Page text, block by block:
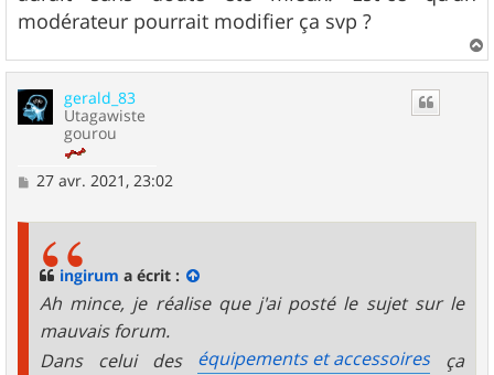
modérateur pourrait modifier ça svp ?
a
gerald_83
Utagawiste
gourou
M
27 avr. 2021, 23:02
ingirum a écrit :
Ah mince, je réalise que j'ai posté le sujet sur le
mauvais forum.
Dans celui des équipements et accessoires ça